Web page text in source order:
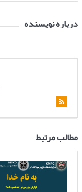
درباره نویسنده
مطالب مرتبط